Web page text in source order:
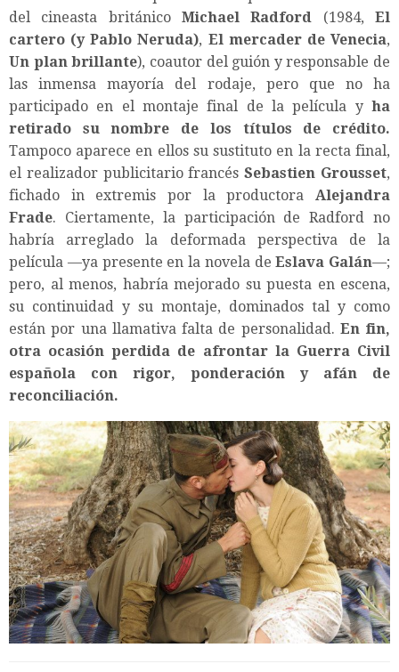
del cineasta británico Michael Radford (1984,El
cartero (y Pablo Neruda), El mercader de Venecia,
Un plan brillante), coautor del guión y responsable de
las inmensa mayoría del rodaje, pero que no ha
participado en el montaje final de la película yha
retirado su nombre de los títulos de crédito.
Tampoco aparece en ellos su sustituto en la recta final,
el realizador publicitario francésSebastien Grousset,
fichado in extremis por la productora Alejandra
Frade. Ciertamente, la participación de Radford no
habría arreglado la deformada perspectiva de la
película —ya presente en la novela deEslava Galán—;
pero, al menos, habría mejorado su puesta en escena,
su continuidad y su montaje, dominados tal y como
están por una llamativa falta de personalidad. En fin,
otra ocasión perdida de afrontar la Guerra Civil
española con rigor, ponderación y afán de
reconciliación.